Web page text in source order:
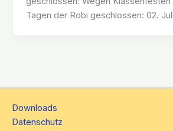
Tagen der Robi geschlossen: 02.
Downloads
Datenschutz